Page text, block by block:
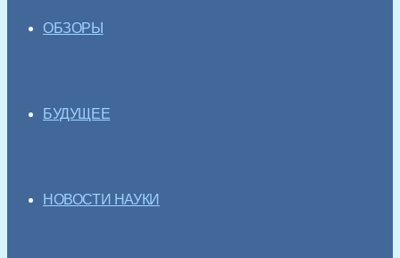
ОБЗОРЫ
БУДУЩЕЕ
НОВОСТИ НАУКИ